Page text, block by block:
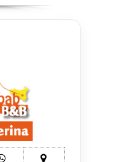
whatsapp mappa